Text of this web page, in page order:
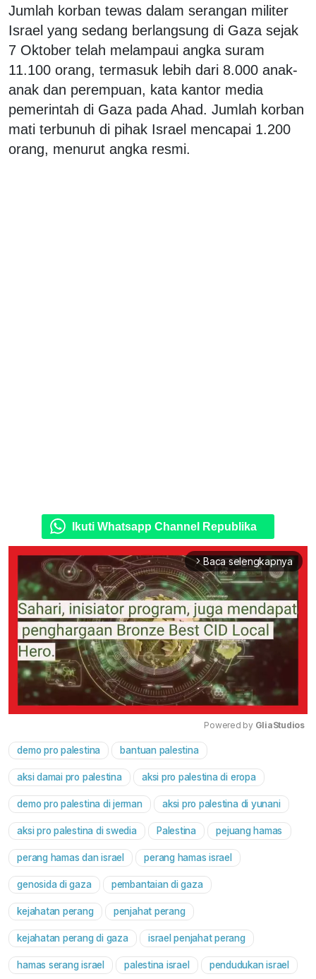
Jumlah korban tewas dalam serangan militer
Israel yang sedang berlangsung di Gaza sejak
7 Oktober telah melampaui angka suram
11.100 orang, termasuk lebih dari 8.000 anak-
anak dan perempuan, kata kantor media
pemerintah di Gaza pada Ahad. Jumlah korban
mati terbunuh di pihak Israel mencapai 1.200
orang, menurut angka resmi.
Ikuti Whatsapp Channel Republika
arrow_forward_ios Baca selengkapnya
Powered by GliaStudios
demo pro palestina bantuan palestina
aksi damai pro palestina aksi pro palestina di eropa
demo pro palestina di jerman aksi pro palestina di yunani
aksi pro palestina di swedia Palestina pejuang hamas
perang hamas dan israel perang hamas israel
genosida di gaza pembantaian di gaza
kejahatan perang penjahat perang
kejahatan perang di gaza israel penjahat perang
hamas serang israel palestina israel pendudukan israel